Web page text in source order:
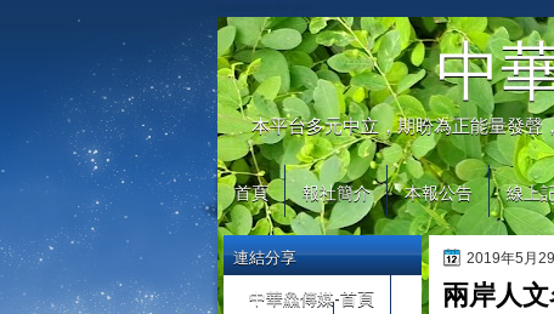
中
本平台多元中立，期盼為正能量發聲
首頁 報社簡介 本報公告 線上
2019年5月
兩岸人
連結分享
中華鱻傳媒-首頁